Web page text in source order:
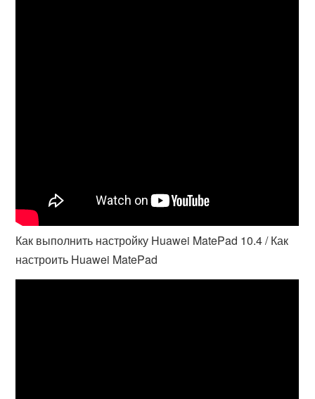
Как выполнить настройку Huawei MatePad 10.4 / Как
настроить Huawei MatePad